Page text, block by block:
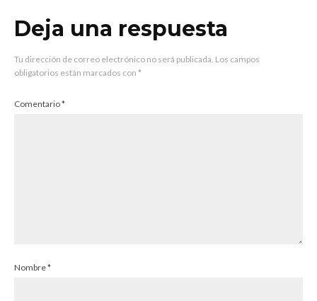
Deja una respuesta
Tu dirección de correo electrónico no será publicada. Los campos
obligatorios están marcados con *
Comentario*
Nombre*